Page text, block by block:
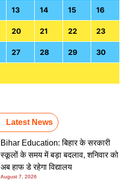
13 14 15 16
20 21 22 23
27 28 29 30
Latest News
Bihar Education: बिहार के सरकारी
स्कूलों के समय में बड़ा बदलाव, शनिवार को
अब हाफ डे रहेगा विद्यालय
August 7, 2026